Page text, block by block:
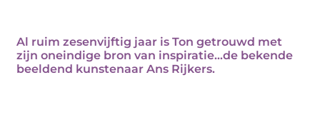
Al ruim zesenvijftig jaar is Ton getrouwd met
zijn oneindige bron van inspiratie...de bekende
beeldend kunstenaar Ans Rijkers.